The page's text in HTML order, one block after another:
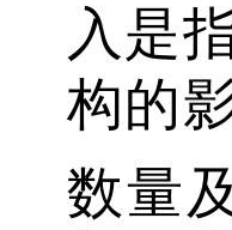
入是
构的
数量